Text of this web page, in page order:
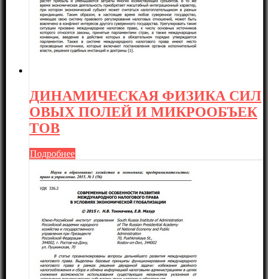
ДИНАМИЧЕСКАЯ ФИЗИКА СИЛ
ОВЫХ ПОЛЕЙ И МИКРООБЪЕК
ТОВ
Подробнее